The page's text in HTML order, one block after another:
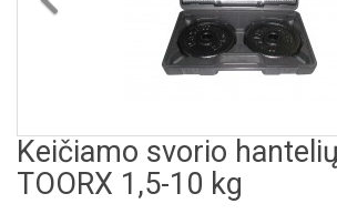
Keičiamo svorio
TOORX 1,5-10 kg